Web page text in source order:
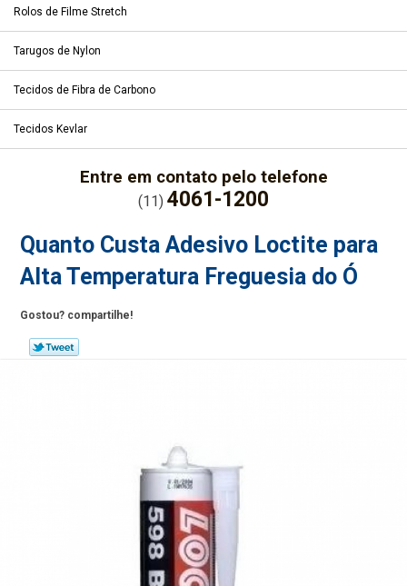
Rolos de Filme Stretch
Tarugos de Nylon
Tecidos de Fibra de Carbono
Tecidos Kevlar
Entre em contato pelo telefone
(11) 4061-1200
Quanto Custa Adesivo Loctite para
Alta Temperatura Freguesia do Ó
Gostou? compartilhe!